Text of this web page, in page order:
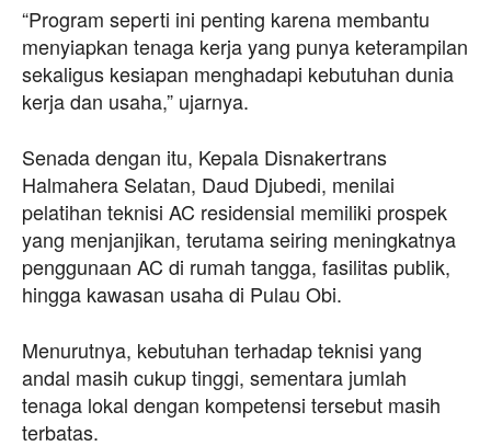
“Program seperti ini penting karena membantu
menyiapkan tenaga kerja yang punya keterampilan
sekaligus kesiapan menghadapi kebutuhan dunia
kerja dan usaha,” ujarnya.
Senada dengan itu, Kepala Disnakertrans
Halmahera Selatan, Daud Djubedi, menilai
pelatihan teknisi AC residensial memiliki prospek
yang menjanjikan, terutama seiring meningkatnya
penggunaan AC di rumah tangga, fasilitas publik,
hingga kawasan usaha di Pulau Obi.
Menurutnya, kebutuhan terhadap teknisi yang
andal masih cukup tinggi, sementara jumlah
tenaga lokal dengan kompetensi tersebut masih
terbatas.